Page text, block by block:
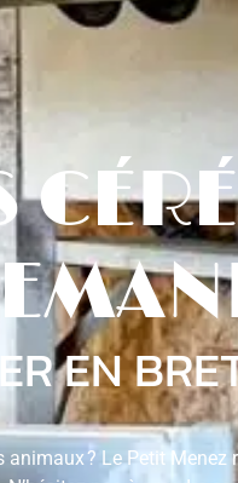
EN
? Le Petit